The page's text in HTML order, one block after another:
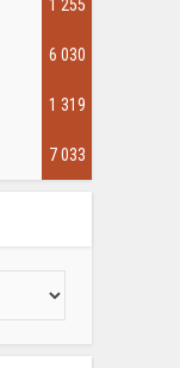
1 255
6 030
1 319
7 033